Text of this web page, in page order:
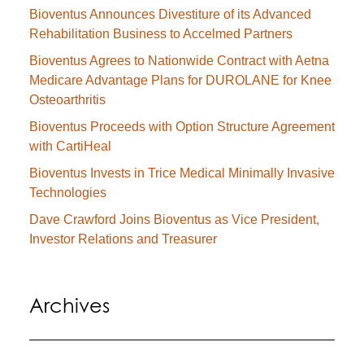
Bioventus Announces Divestiture of its Advanced
Rehabilitation Business to Accelmed Partners
Bioventus Agrees to Nationwide Contract with Aetna
Medicare Advantage Plans for DUROLANE for Knee
Osteoarthritis
Bioventus Proceeds with Option Structure Agreement
with CartiHeal
Bioventus Invests in Trice Medical Minimally Invasive
Technologies
Dave Crawford Joins Bioventus as Vice President,
Investor Relations and Treasurer
Archives